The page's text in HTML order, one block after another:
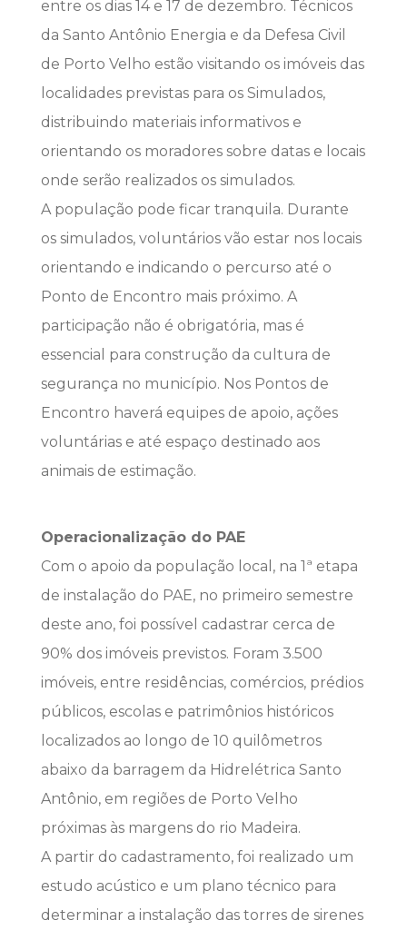
entre os dias 14 e 17 de dezembro. Técnicos
da Santo Antônio Energia e da Defesa Civil
de Porto Velho estão visitando os imóveis das
localidades previstas para os Simulados,
distribuindo materiais informativos e
orientando os moradores sobre datas e locais
onde serão realizados os simulados.
A população pode ficar tranquila. Durante
os simulados, voluntários vão estar nos locais
orientando e indicando o percurso até o
Ponto de Encontro mais próximo. A
participação não é obrigatória, mas é
essencial para construção da cultura de
segurança no município. Nos Pontos de
Encontro haverá equipes de apoio, ações
voluntárias e até espaço destinado aos
animais de estimação.
Operacionalização do PAE
Com o apoio da população local, na 1ª etapa
de instalação do PAE, no primeiro semestre
deste ano, foi possível cadastrar cerca de
90% dos imóveis previstos. Foram 3.500
imóveis, entre residências, comércios, prédios
públicos, escolas e patrimônios históricos
localizados ao longo de 10 quilômetros
abaixo da barragem da Hidrelétrica Santo
Antônio, em regiões de Porto Velho
próximas às margens do rio Madeira.
A partir do cadastramento, foi realizado um
estudo acústico e um plano técnico para
determinar a instalação das torres de sirenes